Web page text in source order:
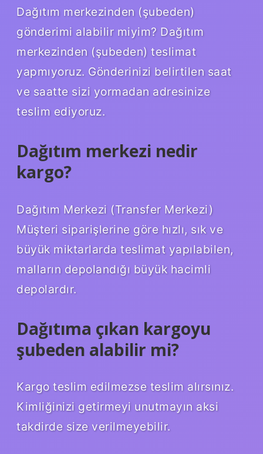
Dağıtım merkezinden (şubeden)
gönderimi alabilir miyim? Dağıtım
merkezinden (şubeden) teslimat
yapmıyoruz. Gönderinizi belirtilen saat
ve saatte sizi yormadan adresinize
teslim ediyoruz.
Dağıtım merkezi nedir
kargo?
Dağıtım Merkezi (Transfer Merkezi)
Müşteri siparişlerine göre hızlı, sık ve
büyük miktarlarda teslimat yapılabilen,
malların depolandığı büyük hacimli
depolardır.
Dağıtıma çıkan kargoyu
şubeden alabilir mi?
Kargo teslim edilmezse teslim alırsınız.
Kimliğinizi getirmeyi unutmayın aksi
takdirde size verilmeyebilir.